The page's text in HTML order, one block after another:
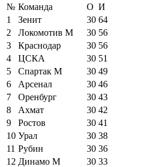
№ Команда О И
1
Зенит 30 64
2
Локомотив М 30 56
3
Краснодар 30 56
4
ЦСКА 30 51
5
Спартак М 30 49
6
Арсенал 30 46
7
Оренбург 30 43
8
Ахмат 30 42
9
Ростов 30 41
10 Урал 30 38
11 Рубин 30 36
12 Динамо М 30 33